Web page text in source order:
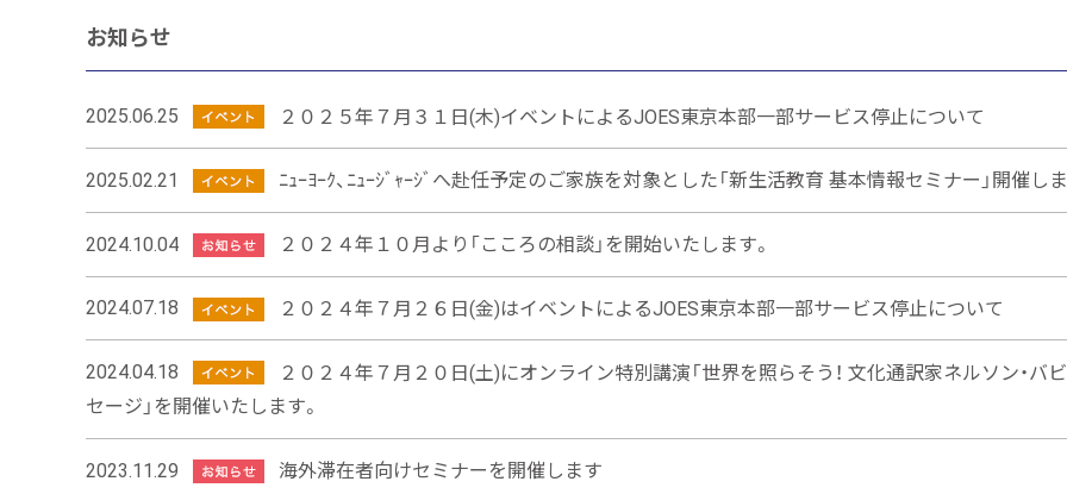
お知らせ
2025.06.25 ２０２５年７月３１日(木)イベントによるJOES東京本部一部サービス停止について
2025.02.21 ﾆｭｰﾖｰｸ、ﾆｭｰｼﾞｬｰｼﾞへ赴任予定のご家族を対象とした「新生活教育 基本情報セミナー」開催しま
2024.10.04 ２０２４年１０月より「こころの相談」を開始いたします。
2024.07.18 ２０２４年７月２６日(金)はイベントによるJOES東京本部一部サービス停止について
2024.04.18
２０２４年７月２０日(土)にオンライン特別講演「世界を照らそう！ 文化通訳家ネルソン・
セージ」を開催いたします。
2023.11.29 海外滞在者向けセミナーを開催します